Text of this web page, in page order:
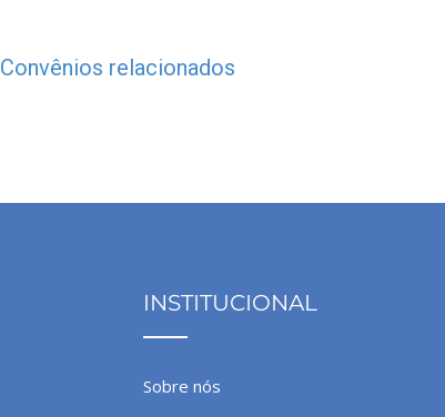
Convênios relacionados
INSTITUCIONAL
Sobre nós